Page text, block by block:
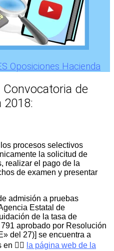
Oposiciones Hacienda
de
2018:
procesos selectivos
la solicitud de
realizar el pago de la
de examen y presentar
admisión a pruebas
Estatal de
de la tasa de
aprobado por Resolución
del 27)] se encuentra a
👉🏻 la página web de la